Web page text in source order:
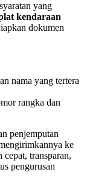
yang
kendaraan
dokumen
nama yang tertera
rangka dan
penjemputan
ke
transparan,
pengurusan